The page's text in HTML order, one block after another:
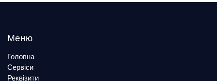
Меню
Головна
Сервіси
Реквізити